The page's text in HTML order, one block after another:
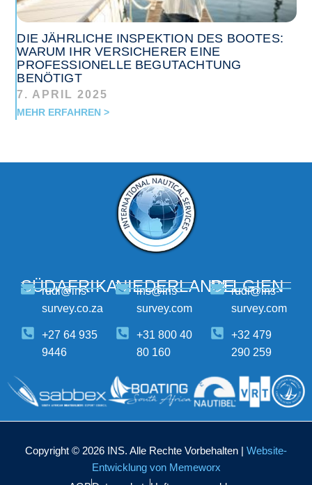
DIE JÄHRLICHE INSPEKTION DES BOOTES:
WARUM IHR VERSICHERER EINE
PROFESSIONELLE BEGUTACHTUNG
BENÖTIGT
7. APRIL 2025
MEHR ERFAHREN >
SÜDAFRIKA
rudi@ins-
survey.co.za
+27 64 935
9446
NIEDERLANDE
ins@ins-
survey.com
+31 800 40
80 160
BELGIEN
rudi@ins-
survey.com
+32 479
290 259
Copyright © 2026 INS. Alle Rechte Vorbehalten | Website-
Entwicklung von Memeworx